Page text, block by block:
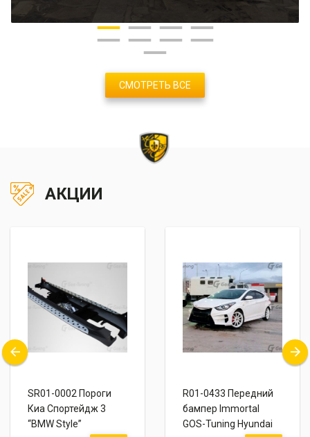
СМОТРЕТЬ ВСЕ
АКЦИИ
SR01-0002 Пороги
Киа Спортейдж 3
“BMW Style”
R01-0433 Передний
бампер Immortal
GOS-Tuning Hyundai